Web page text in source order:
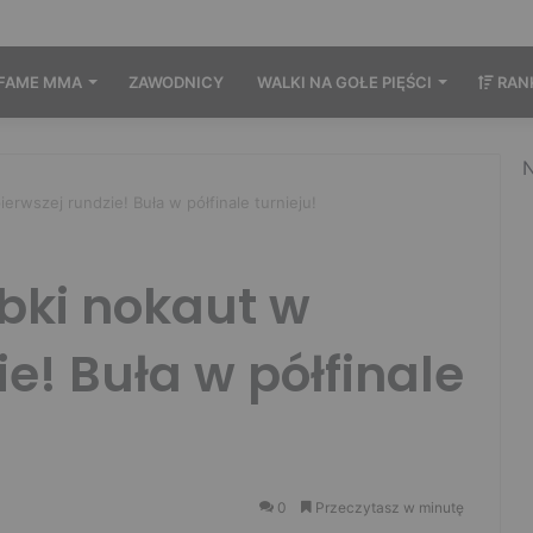
MMA ZAWODNICY WALKI NA GOŁE PIĘŚCI
rundzie! Buła w półfinale turnieju!
nokaut w
Buła w półfinale
0 Przeczytasz w minutę